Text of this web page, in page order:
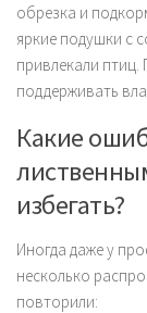
обрезка и
яркие подушки с
привлекали птиц.
поддерживать
Какие
избегать?
Иногда даже у
несколько
повторили: